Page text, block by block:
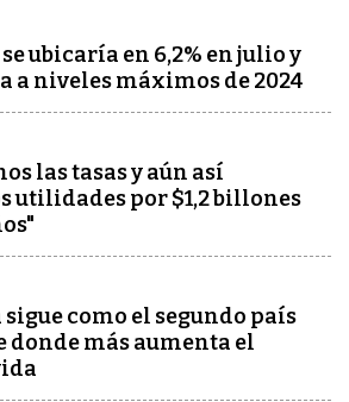
ubicaría en 6,2% en julio y
a niveles máximos de 2024
las tasas y aún así
utilidades por $1,2 billones
como el segundo país
donde más aumenta el